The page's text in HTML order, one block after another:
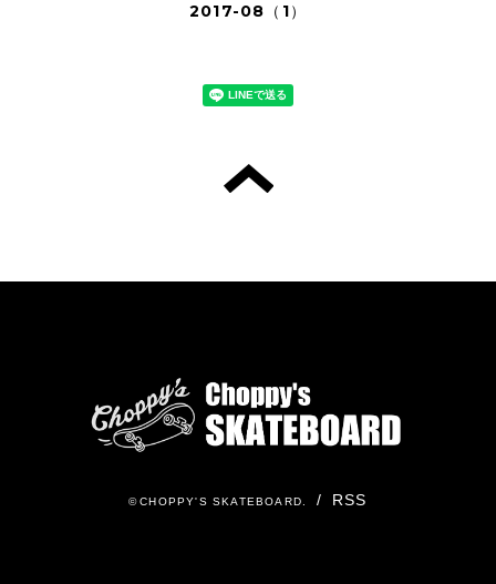
2017-08（1）
©CHOPPY'S SKATEBOARD. / RSS